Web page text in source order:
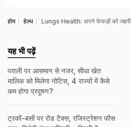
होम हेल्थ Lungs Health: अपने फेफड़ों को जहरीले
यह भी पढ़ें
पराली पर आसमान से नजर, सीधा खेत
मालिक को म‍िलेगा नोट‍िस, 4 राज्‍यों में कैसे
कम होगा प्रदूषण?
ट्रकों-बसों पर रोड टैक्स, रजिस्ट्रेशन फीस